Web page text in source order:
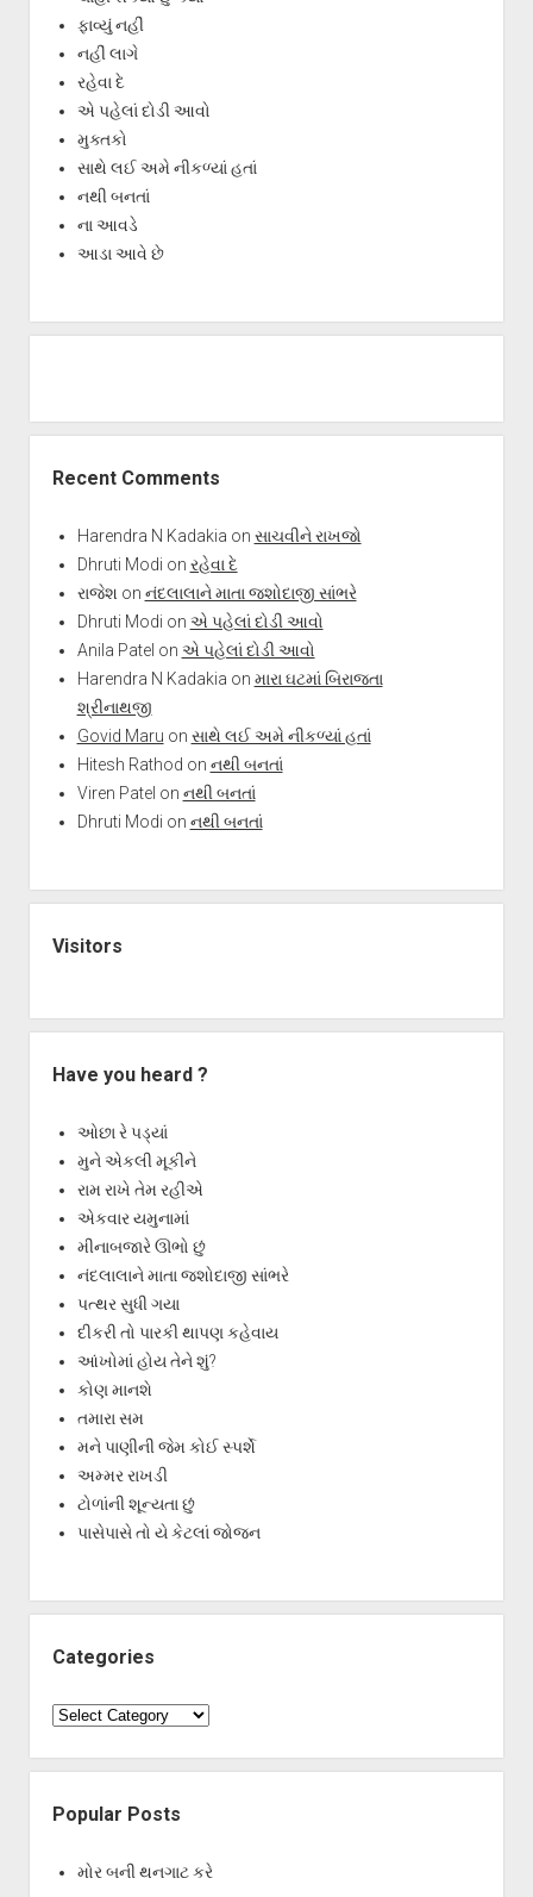
ફાવ્યું નહીં
નહીં લાગે
રહેવા દે
એ પહેલાં દોડી આવો
મુક્તકો
સાથે લઈ અમે નીકળ્યાં હતાં
નથી બનતાં
ના આવડે
આડા આવે છે
Recent Comments
Harendra N Kadakia on સાચવીને રાખજો
Dhruti Modi on રહેવા દે
રાજેશ on નંદલાલાને માતા જશોદાજી સાંભરે
Dhruti Modi on એ પહેલાં દોડી આવો
Anila Patel on એ પહેલાં દોડી આવો
Harendra N Kadakia on મારા ઘટમાં બિરાજતા
શ્રીનાથજી
Govid Maru on સાથે લઈ અમે નીકળ્યાં હતાં
Hitesh Rathod on નથી બનતાં
Viren Patel on નથી બનતાં
Dhruti Modi on નથી બનતાં
Visitors
Have you heard ?
ઓછા રે પડ્યાં
મુને એકલી મૂકીને
રામ રાખે તેમ રહીએ
એકવાર યમુનામાં
મીનાબજારે ઊભો છું
નંદલાલાને માતા જશોદાજી સાંભરે
પત્થર સુધી ગયા
દીકરી તો પારકી થાપણ કહેવાય
આંખોમાં હોય તેને શું?
કોણ માનશે
તમારા સમ
મને પાણીની જેમ કોઈ સ્પર્શે
અમ્મર રાખડી
ટોળાંની શૂન્યતા છું
પાસેપાસે તો યે કેટલાં જોજન
Categories
Categories
Popular Posts
મોર બની થનગાટ કરે